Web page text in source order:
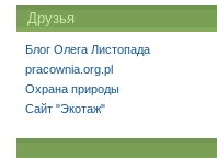
Друзья
Блог Олега Листопада
pracownia.org.pl
Охрана природы
Сайт "Экотаж"